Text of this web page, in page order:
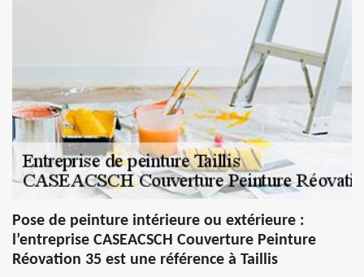
Pose de peinture intérieure ou extérieure :
l’entreprise CASEACSCH Couverture Peinture
Réovation 35 est une référence à Taillis